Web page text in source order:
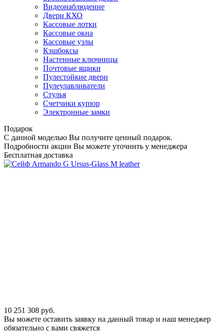
Видеонаблюдение
Двери КХО
Кассовые лотки
Кассовые окна
Кассовые узлы
Кэшбоксы
Настенные ключницы
Почтовые ящики
Пулестойкие двери
Пулеулавливатели
Стулья
Счетчики купюр
Электронные замки
Подарок
С данной моделью Вы получите ценный подарок.
Подробности акции Вы можете уточнить у менеджера
Бесплатная доставка
10 251 308 руб.
Вы можете оставить заявку на данный товар и наш менеджер
обязательно с вами свяжется